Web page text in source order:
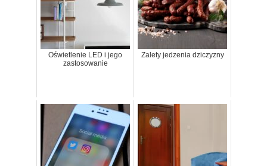
Oświetlenie LED i jego
zastosowanie
Zalety jedzenia dziczyzny